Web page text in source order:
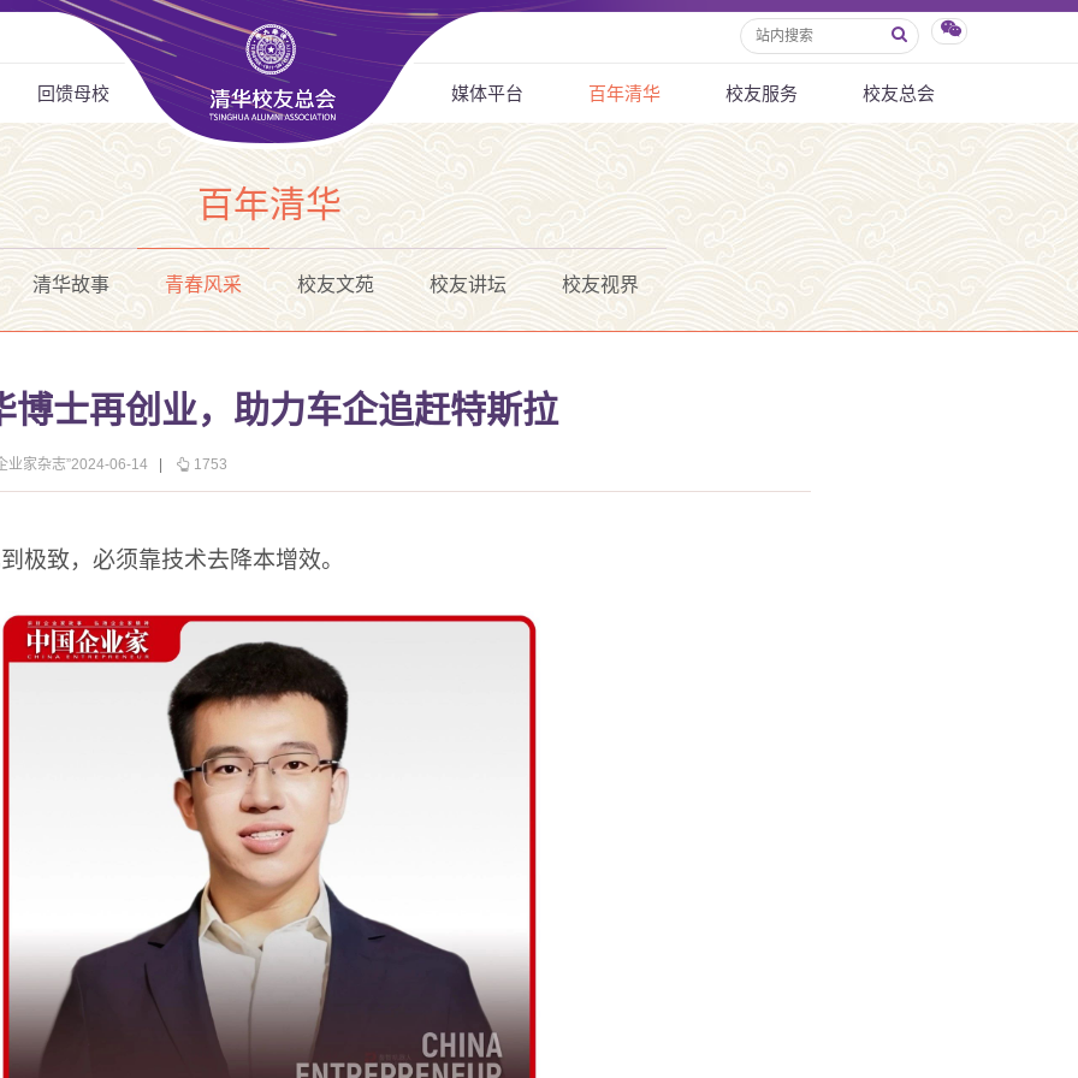
回馈母校 媒体平台 百年清华 校友服务 校友总会
百年清华
清华故事 青春风采 校友文苑 校友讲坛 校友视界
博士再创业，助力车企追赶特斯拉
业家杂志”2024-06-14 1753
极致，必须靠技术去降本增效。